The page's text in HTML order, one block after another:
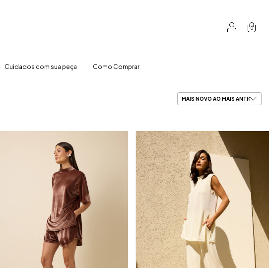
0
Cuidados com sua peça Como Comprar